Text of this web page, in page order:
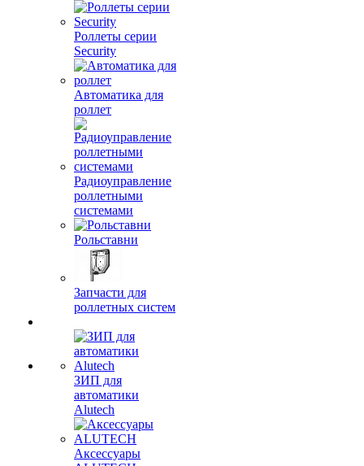
Роллеты серии
Security
Автоматика для
роллет
Радиоуправление
роллетными
системами
Рольставни
Запчасти для
роллетных систем
ЗИП для
автоматики
Alutech
Аксессуары